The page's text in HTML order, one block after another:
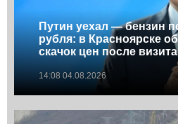
Путин уехал — бензин
рубля: в Красноярске
скачок цен после
14:08 04.08.2026